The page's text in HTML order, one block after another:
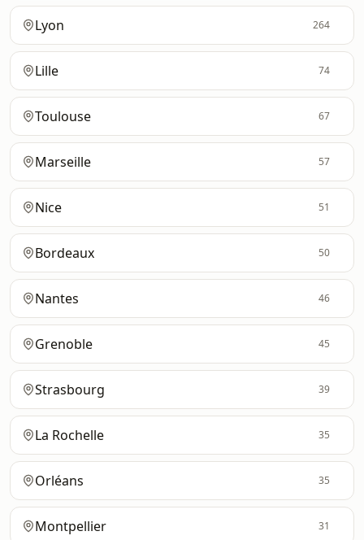
Lyon 264
Lille 74
Toulouse 67
Marseille 57
Nice 51
Bordeaux 50
Nantes 46
Grenoble 45
Strasbourg 39
La Rochelle 35
Orléans 35
Montpellier 31